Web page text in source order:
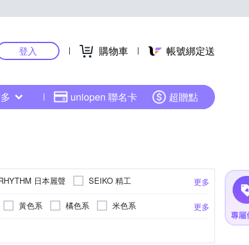
登入 購物車 帳號綁定送
uniopen 聯名卡 超贈點
更多
日本麗聲
SEIKO 精工
更多
黃色系 橘色系
米色系